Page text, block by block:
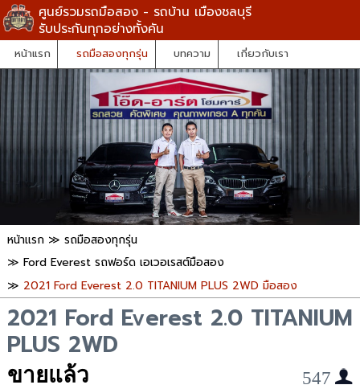
ศูนย์รวมรถมือสอง - รถบ้าน เมืองชลบุรี
รับประกันทุกอย่างทั้งคัน
หน้าแรก รถมือสองทุกรุ่น บทความ เกี่ยวกับเรา
หน้าแรก ≫ รถมือสองทุกรุ่น
≫ Ford Everest รถฟอร์ด เอเวอเรสต์มือสอง
≫ 2021 Ford Everest 2.0 TITANIUM PLUS 2WD มือสอง
2021 Ford Everest 2.0 TITANIUM
PLUS 2WD
ขายแล้ว 547